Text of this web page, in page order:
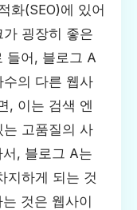
화(SEO)에 있어
굉장히 좋은
들어, 블로그 A
의 다른 웹사
, 이는 검색 엔
고품질의 사
, 블로그 A는
지하게 되는 것
것은 웹사이